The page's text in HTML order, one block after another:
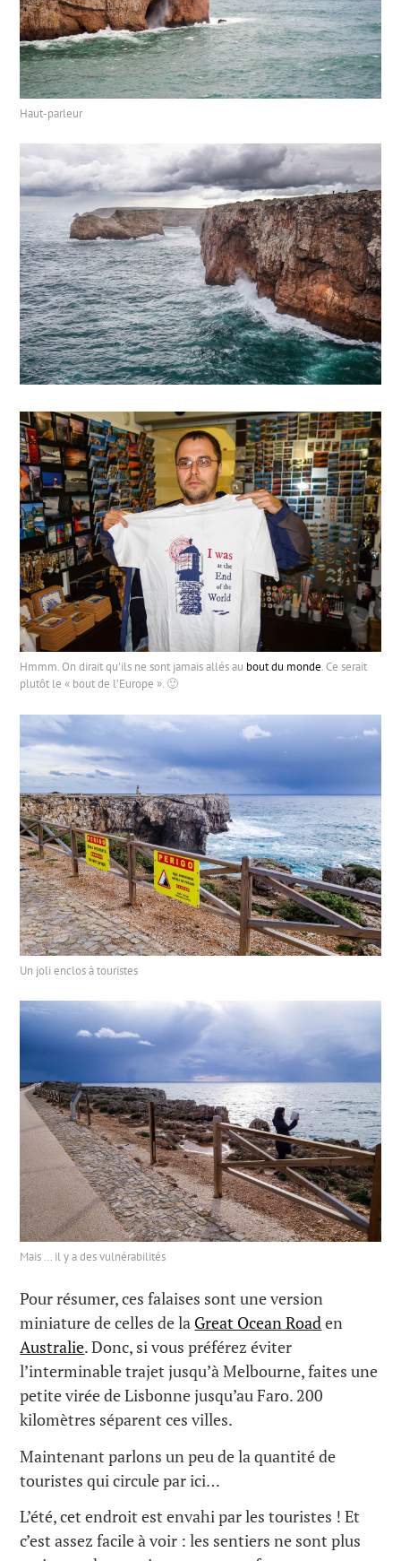
Haut-parleur
Hmmm. On dirait qu’ils ne sont jamais allés au bout du monde. Ce serait
plutôt le « bout de l’Europe ». 🙂
Un joli enclos à touristes
Mais … il y a des vulnérabilités
Pour résumer, ces falaises sont une version
miniature de celles de la Great Ocean Roaden
Australie. Donc, si vous préférez éviter
l’interminable trajet jusqu’à Melbourne, faites une
petite virée de Lisbonne jusqu’au Faro. 200
kilomètres séparent ces villes.
Maintenant parlons un peu de la quantité de
touristes qui circule par ici…
L’été, cet endroit est envahi par les touristes ! Et
c’est assez facile à voir : les sentiers ne sont plus